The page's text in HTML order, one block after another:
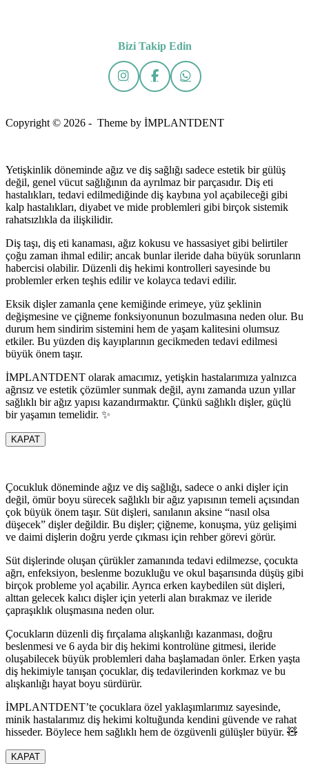
Bizi Takip Edin
Copyright © 2026 - Theme by İMPLANTDENT
Yetişkinlik döneminde ağız ve diş sağlığı sadece estetik bir gülüş
değil, genel vücut sağlığının da ayrılmaz bir parçasıdır. Diş eti
hastalıkları, tedavi edilmediğinde diş kaybına yol açabileceği gibi
kalp hastalıkları, diyabet ve mide problemleri gibi birçok sistemik
rahatsızlıkla da ilişkilidir.
Diş taşı, diş eti kanaması, ağız kokusu ve hassasiyet gibi belirtiler
çoğu zaman ihmal edilir; ancak bunlar ileride daha büyük sorunların
habercisi olabilir. Düzenli diş hekimi kontrolleri sayesinde bu
problemler erken teşhis edilir ve kolayca tedavi edilir.
Eksik dişler zamanla çene kemiğinde erimeye, yüz şeklinin
değişmesine ve çiğneme fonksiyonunun bozulmasına neden olur. Bu
durum hem sindirim sistemini hem de yaşam kalitesini olumsuz
etkiler. Bu yüzden diş kayıplarının gecikmeden tedavi edilmesi
büyük önem taşır.
İMPLANTDENT olarak amacımız, yetişkin hastalarımıza yalnızca
ağrısız ve estetik çözümler sunmak değil, aynı zamanda uzun yıllar
sağlıklı bir ağız yapısı kazandırmaktır. Çünkü sağlıklı dişler, güçlü
bir yaşamın temelidir. ✨
KAPAT
Çocukluk döneminde ağız ve diş sağlığı, sadece o anki dişler için
değil, ömür boyu sürecek sağlıklı bir ağız yapısının temeli açısından
çok büyük önem taşır. Süt dişleri, sanılanın aksine “nasıl olsa
düşecek” dişler değildir. Bu dişler; çiğneme, konuşma, yüz gelişimi
ve daimi dişlerin doğru yerde çıkması için rehber görevi görür.
Süt dişlerinde oluşan çürükler zamanında tedavi edilmezse, çocukta
ağrı, enfeksiyon, beslenme bozukluğu ve okul başarısında düşüş gibi
birçok probleme yol açabilir. Ayrıca erken kaybedilen süt dişleri,
alttan gelecek kalıcı dişler için yeterli alan bırakmaz ve ileride
çapraşıklık oluşmasına neden olur.
Çocukların düzenli diş fırçalama alışkanlığı kazanması, doğru
beslenmesi ve 6 ayda bir diş hekimi kontrolüne gitmesi, ileride
oluşabilecek büyük problemleri daha başlamadan önler. Erken yaşta
diş hekimiyle tanışan çocuklar, diş tedavilerinden korkmaz ve bu
alışkanlığı hayat boyu sürdürür.
İMPLANTDENT’te çocuklara özel yaklaşımlarımız sayesinde,
minik hastalarımız diş hekimi koltuğunda kendini güvende ve rahat
hisseder. Böylece hem sağlıklı hem de özgüvenli gülüşler büyür. 🧸
KAPAT